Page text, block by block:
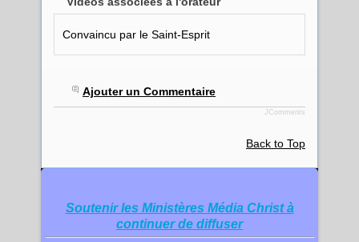
Convaincu par le Saint-Esprit
Ajouter un Commentaire
JComments
Back to Top
Soutenir les Ministères Média Christ à
continuer de diffuser